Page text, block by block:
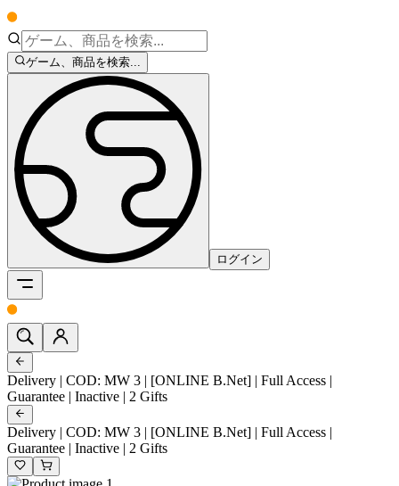
ゲーム、商品を検索...
ログイン
Delivery | COD: MW 3 | [ONLINE B.Net] | Full Access |
Guarantee | Inactive | 2 Gifts
Delivery | COD: MW 3 | [ONLINE B.Net] | Full Access |
Guarantee | Inactive | 2 Gifts